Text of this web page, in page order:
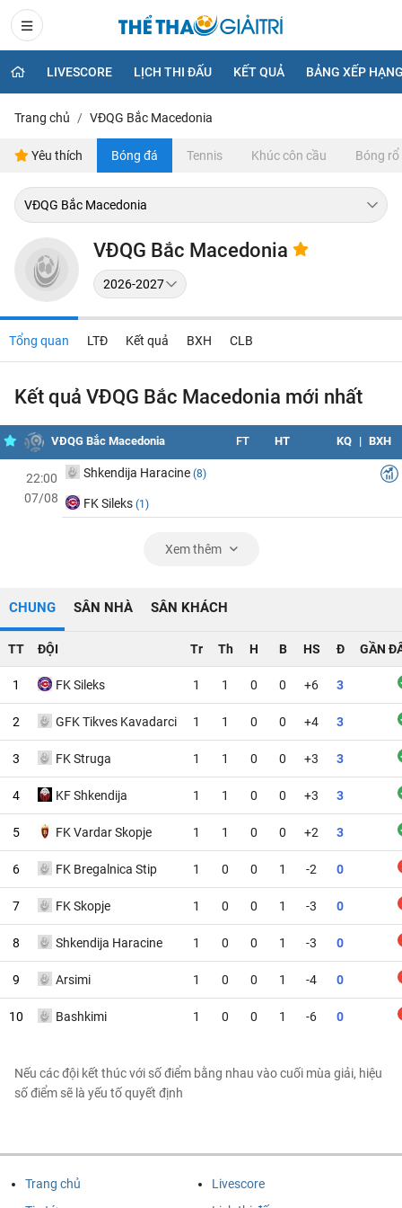
LIVESCORE LỊCH THI ĐẤU KẾT QUẢ BẢNG XẾP
Trang chủ VĐQG Bắc Macedonia
Yêu thích Bóng đá Tennis Khúc côn cầu Bóng rổ
VĐQG Bắc Macedonia
Tổng quan LTĐ Kết quả BXH CLB
Kết quả VĐQG Bắc Macedonia mới nhất
VĐQG Bắc Macedonia FT HT KQ | BXH
22:00
07/08
Shkendija Haracine (8)
FK Sileks (1)
Xem thêm
CHUNG SÂN NHÀ SÂN KHÁCH
TT ĐỘI Tr Th H B HS Đ GẦN
1 FK Sileks 1 1 0 0 +6 3
2 GFK Tikves Kavadarci 1 1 0 0 +4 3
3 FK Struga 1 1 0 0 +3 3
4 KF Shkendija 1 1 0 0 +3 3
5 FK Vardar Skopje 1 1 0 0 +2 3
6 FK Bregalnica Stip 1 0 0 1 -2 0
7 FK Skopje 1 0 0 1 -3 0
8 Shkendija Haracine 1 0 0 1 -3 0
9 Arsimi 1 0 0 1 -4 0
10 Bashkimi 1 0 0 1 -6 0
Nếu các đội kết thúc với số điểm bằng nhau vào cuối mùa giải, hiệu
số điểm sẽ là yếu tố quyết định
Trang chủ
Livescore